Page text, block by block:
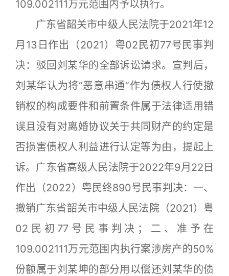
109.002111万元范围内予以执行。
广东省韶关市中级人民法院于2021年12
月13日作出（2021）粤02民初77号民事判
决：驳回刘某华的全部诉讼请求。宣判后，
刘某华认为将“恶意串通”作为债权人行使撤
销权的构成要件和前置条件属于法律适用错
误且没有对离婚协议关于共同财产的约定是
否损害债权人利益进行认定等为由，提起上
诉。广东省高级人民法院于2022年9月22日
作出（2022）粤民终890号民事判决：一、
撤销广东省韶关市中级人民法院（2021）粤
02民初77号民事判决；二、准予在
109.002111万元范围内执行案涉房产的50%
份额属于刘某坤的部分用以偿还刘某华的债